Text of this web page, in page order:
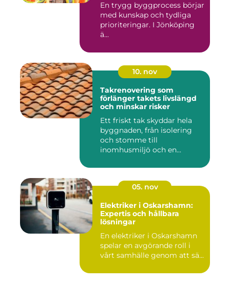
En trygg byggprocess börjar
med kunskap och tydliga
prioriteringar. I Jönköping
ä...
10. nov
Takrenovering som
förlänger takets livslängd
och minskar risker
Ett friskt tak skyddar hela
byggnaden, från isolering
och stomme till
inomhusmiljö och en...
05. nov
Elektriker i Oskarshamn:
Expertis och hållbara
lösningar
En elektriker i Oskarshamn
spelar en avgörande roll i
vårt samhälle genom att sä...